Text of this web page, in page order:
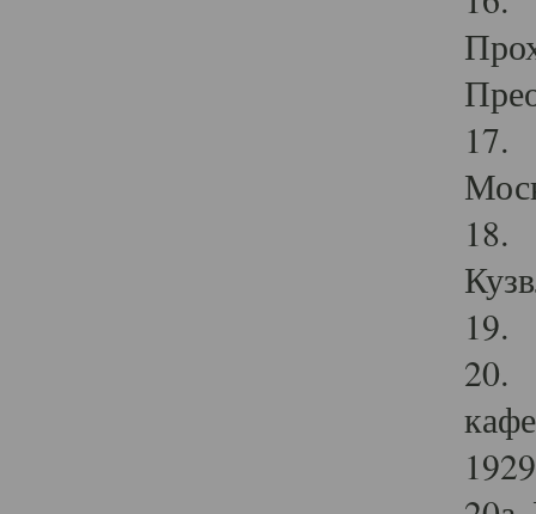
17.
18.
19.
20.